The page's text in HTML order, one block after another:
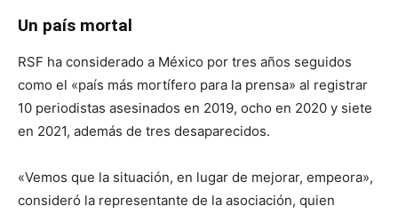
Un país mortal
RSF ha considerado a México por tres años seguidos
como el «país más mortífero para la prensa» al registrar
10 periodistas asesinados en 2019, ocho en 2020 y siete
en 2021, además de tres desaparecidos.
«Vemos que la situación, en lugar de mejorar, empeora»,
consideró la representante de la asociación, quien